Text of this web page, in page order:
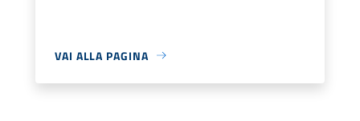
VAI ALLA PAGINA